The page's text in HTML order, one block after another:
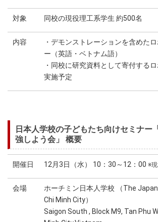
対象 同校の現役理工系学生 約500名
内容
・デモンストレーションを含めた
ー（英語・ベトナム語）
・同校に研究資料として寄付する
実施予定
日本人学校の子どもたち向けセミナー
強しよう会」 概要
開催日 12月3日（水） 10：30～12：00 ※
会場
ホーチミン日本人学校 （The
Chi Minh City）
Saigon South , Block M9, Tan Phu